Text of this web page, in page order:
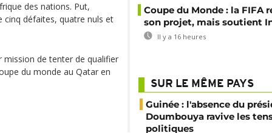
des nations. Put,
défaites, quatre nuls et
mission de tenter de qualifier
du monde au Qatar en
Coupe du Monde : la FIFA
son projet, mais soutient
Il y a 16 heures
SUR LE MÊME PAYS
Guinée : l'absence du
Doumbouya ravive les
politiques